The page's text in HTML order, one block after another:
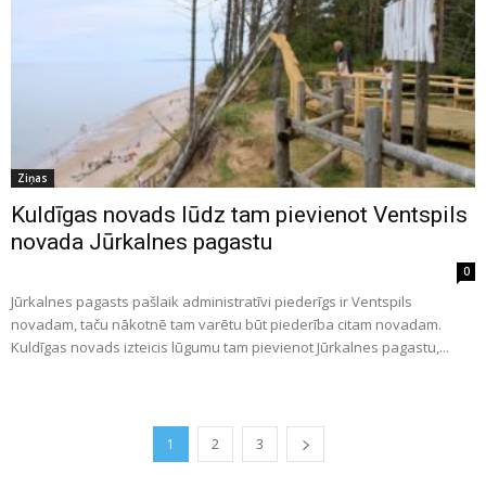
Ziņas
Kuldīgas novads lūdz tam pievienot Ventspils
novada Jūrkalnes pagastu
0
Jūrkalnes pagasts pašlaik administratīvi piederīgs ir Ventspils
novadam, taču nākotnē tam varētu būt piederība citam novadam.
Kuldīgas novads izteicis lūgumu tam pievienot Jūrkalnes pagastu,...
1 2 3